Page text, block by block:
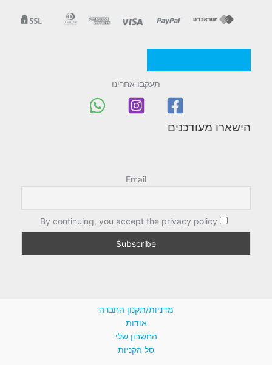
תעקבו אחרינו
הישארו מעודכנים
Email
By continuing, you accept the privacy policy
מדניות/תקנון החברה
אודות
החשבון שלי
סל הקניות